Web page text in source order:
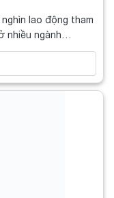
lao động tham
nhiều ngành…